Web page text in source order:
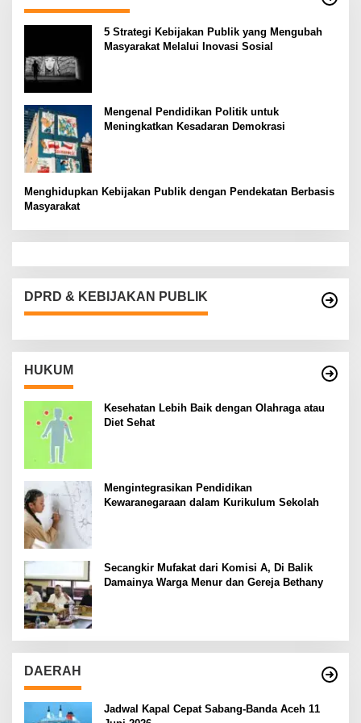
5 Strategi Kebijakan Publik yang Mengubah
Masyarakat Melalui Inovasi Sosial
Mengenal Pendidikan Politik untuk
Meningkatkan Kesadaran Demokrasi
Menghidupkan Kebijakan Publik dengan Pendekatan Berbasis
Masyarakat
DPRD & KEBIJAKAN PUBLIK
HUKUM
Kesehatan Lebih Baik dengan Olahraga atau
Diet Sehat
Mengintegrasikan Pendidikan
Kewaranegaraan dalam Kurikulum Sekolah
Secangkir Mufakat dari Komisi A, Di Balik
Damainya Warga Menur dan Gereja Bethany
DAERAH
Jadwal Kapal Cepat Sabang-Banda Aceh 11